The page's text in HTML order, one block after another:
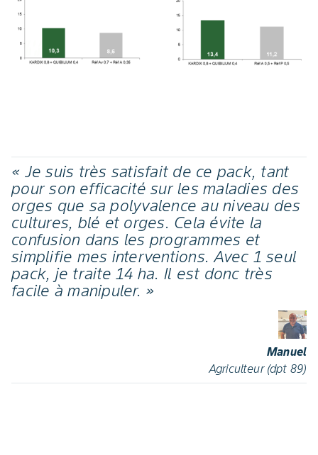
« Je suis très satisfait de ce pack, tant
pour son efficacité sur les maladies des
orges que sa polyvalence au niveau des
cultures, blé et orges. Cela évite la
confusion dans les programmes et
simplifie mes interventions. Avec 1 seul
pack, je traite 14 ha. Il est donc très
facile à manipuler. »
Manuel
Agriculteur (dpt 89)